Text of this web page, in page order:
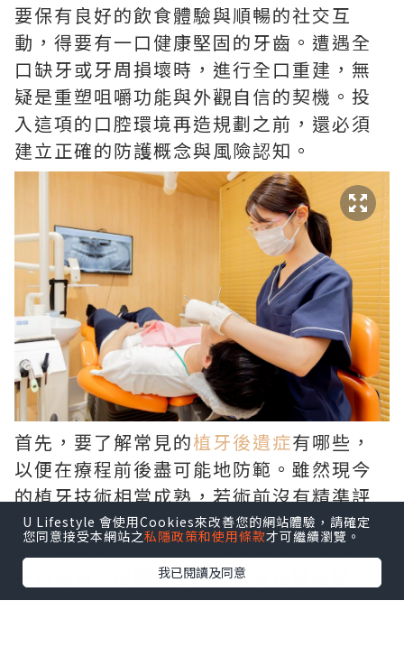
要保有良好的飲食體驗與順暢的社交互
動，得要有一口健康堅固的牙齒。遭遇全
口缺牙或牙周損壞時，進行全口重建，無
疑是重塑咀嚼功能與外觀自信的契機。投
入這項的口腔環境再造規劃之前，還必須
建立正確的防護概念與風險認知。
首先，要了解常見的植牙後遺症有哪些，
以便在療程前後盡可能地防範。雖然現今
的植牙技術相當成熟，若術前沒有精準評
估骨質條件與血管神經走向，可能引發暫
時性麻木或發炎；而在術後若疏於維護，
更可能造成植體周圍炎，導致植體鬆動。
建立良好潔牙習慣並定期回診追蹤，就能
U Lifestyle 會使用Cookies來改善您的網站體驗，請確定
您同意接受本網站之私隱政策和使用條款才可繼續瀏覽。
我已閱讀及同意